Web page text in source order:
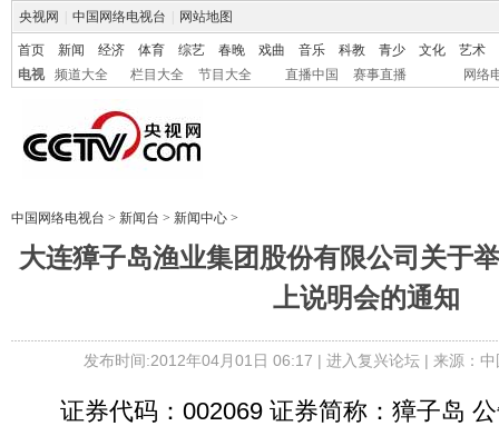
央视网 中国网络电视台 网站地图
首页 新闻 经济 体育 综艺 春晚 戏曲 音乐 科教 青少 文化
艺术
电视
频道大全 栏目大全 节目大全 直播中国 赛事直播 网络
中国网络电视台 > 新闻台 > 新闻中心 >
大连獐子岛渔业集团股份有限公司关于
上说明会的通知
发布时间:2012年04月01日 06:17 | 进入复兴论坛| 来源：
证券代码：002069 证券简称：獐子岛 公